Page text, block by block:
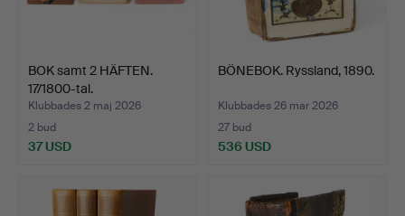
BOK samt 2 HÄFTEN.
17/1800-tal.
Klubbades 2 maj 2026
2 bud
37 USD
BÖNEBOK. Ryssland, 1890.
Klubbades 26 mar 2026
27 bud
536 USD